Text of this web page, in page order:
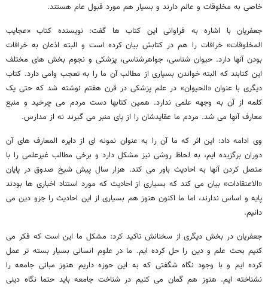
خاصی به مخلوقات و عالم دارند و بسیار هم مورد قبول عام هستند.
جعفریان با اشاره به فراوانی این کتاب ها گفت: نویسنده کتاب «عجایب
المخلوقات» خرافات را هم در کتابش بیان کرده است و البته اذعان به خرافات
بودن آنها دارد. حیوان شناسی، جواهرشناسی، پزشکی و نجوم بخش های مختلف
این کتابند که البته خواندن بسیاری از مطالب آن ما را به تعجب وامی دارد. کتاب
دیگری با عنوان «الحیوان» در علم پزشکی در قرن هفتم نوشته شد که حتی یک
کلمه از آن به وجهه علمی ندارد. همین کتابها دست مردم می چرخید و منبع
معارف آنها می شد. مردم ما عقایدشان را از پای منبر می گیرند نه از مدارس.
وی ادامه داد: این اثر که ما آن را به عنوان نمونه ای از دایره المعارف های آن
دوران برگزیده ایم، به لحاظ روشی نیز مشکل دارد و برخی مطالب غیرعلمی را با
متصل کردن آنها به احادیث باور می کند. هزار سال پیش شیخ صدوق در پایان
«الاعتقادات» بیان می کند که بسیاری از احادیث که مورد استناد اخباری ها بودند
پایه و اساس ندارند، اما ما اکنون هنوز هم بسیاری از این احادیث را جزو دین می
دانیم.
جعفریان در بخش دیگری از سخنانش تاکید کرد: مشکل ما این است که فکر می
کنیم بحث علم و دین را حل کرده ایم. ما در علوم انسانی بسیار بسته تر عمل
کرده ایم و با وجود نگاه شگفتی که به این حوزه داریم هنوز مبانی جامعه را
نشناخته ایم. هنوز هم گمان می کنیم در شناخت جامعه باید حتما نگاه دینی